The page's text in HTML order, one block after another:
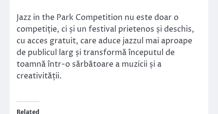
Jazz in the Park Competition nu este doar o
competiție, ci și un festival prietenos și deschis,
cu acces gratuit, care aduce jazzul mai aproape
de publicul larg și transformă începutul de
toamnă într-o sărbătoare a muzicii și a
creativității.
Related